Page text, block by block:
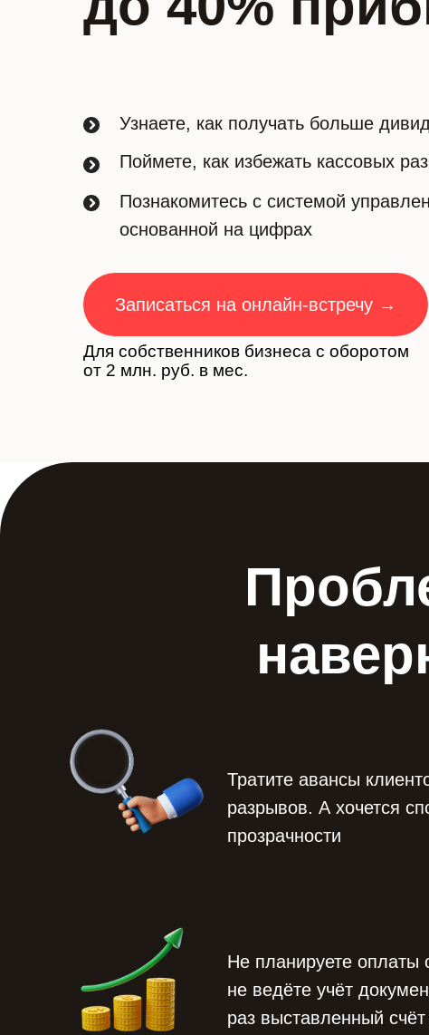
Узнаете, как получать больше
Поймете, как избежать кассовых
Познакомитесь с системой
основанной на цифрах
Записаться на онлайн-встречу →
Для собственников бизнеса с оборотом
от 2 млн. руб. в мес.
Тратите авансы
разрывов. А хочется
прозрачности
Не планируете оплаты
не ведёте учёт
раз выставленный